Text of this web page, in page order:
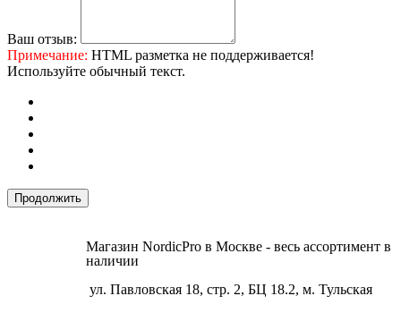
Ваш отзыв:
Примечание: HTML разметка не поддерживается!
Используйте обычный текст.
Продолжить
Магазин NordicPro в Москве - весь ассортимент в
наличии
ул. Павловская 18, стр. 2, БЦ 18.2, м. Тульская